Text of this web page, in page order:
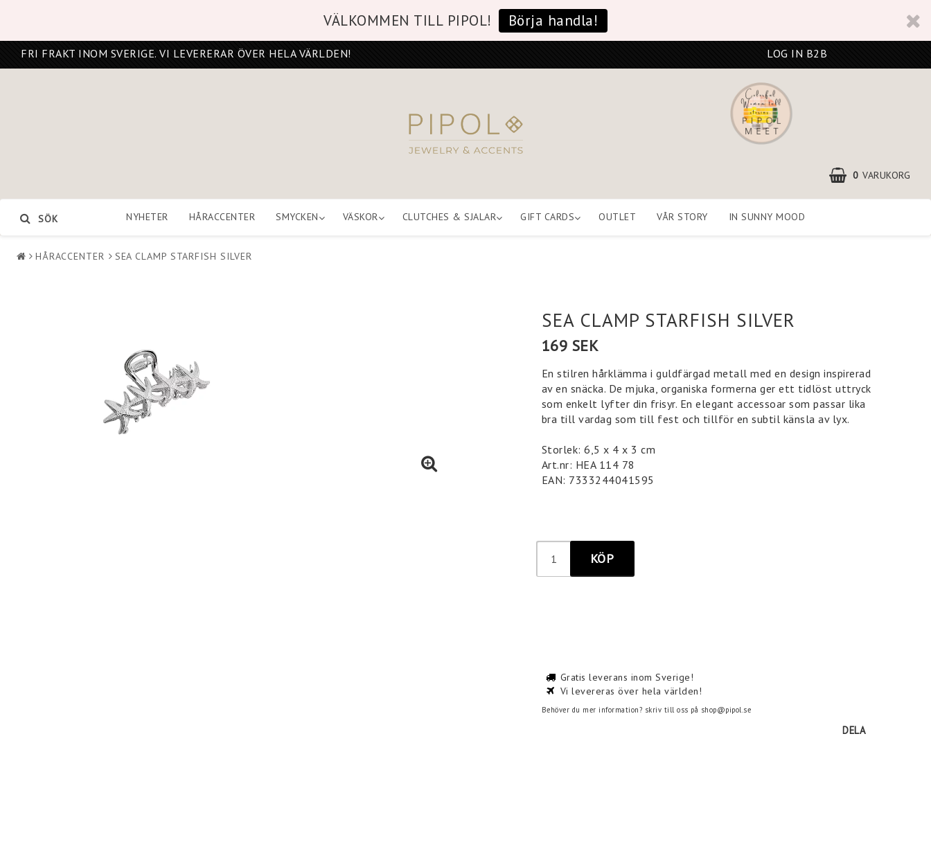
VÄLKOMMEN TILL PIPOL! Börja handla!
FRI FRAKT INOM SVERIGE. VI LEVERERAR ÖVER HELA VÄRLDEN! LOG IN B2B
0 VARUKORG
NYHETER HÅRACCENTER SMYCKEN VÄSKOR CLUTCHES & SJALAR GIFT CARDS OUTLET VÅR STORY IN SUNNY MOOD
SÖK
HÅRACCENTER SEA CLAMP STARFISH SILVER
SEA CLAMP STARFISH SILVER
169 SEK
En stilren hårklämma i guldfärgad metall med en design inspirerad
av en snäcka. De mjuka, organiska formerna ger ett tidlöst uttryck
som enkelt lyfter din frisyr. En elegant accessoar som passar lika
bra till vardag som till fest och tillför en subtil känsla av lyx.
Storlek: 6,5 x 4 x 3 cm
Art.nr: HEA 114 78
EAN: 7333244041595
KÖP
Gratis leverans inom Sverige!
Vi levereras över hela världen!
Behöver du mer information? skriv till oss på shop@pipol.se
DELA